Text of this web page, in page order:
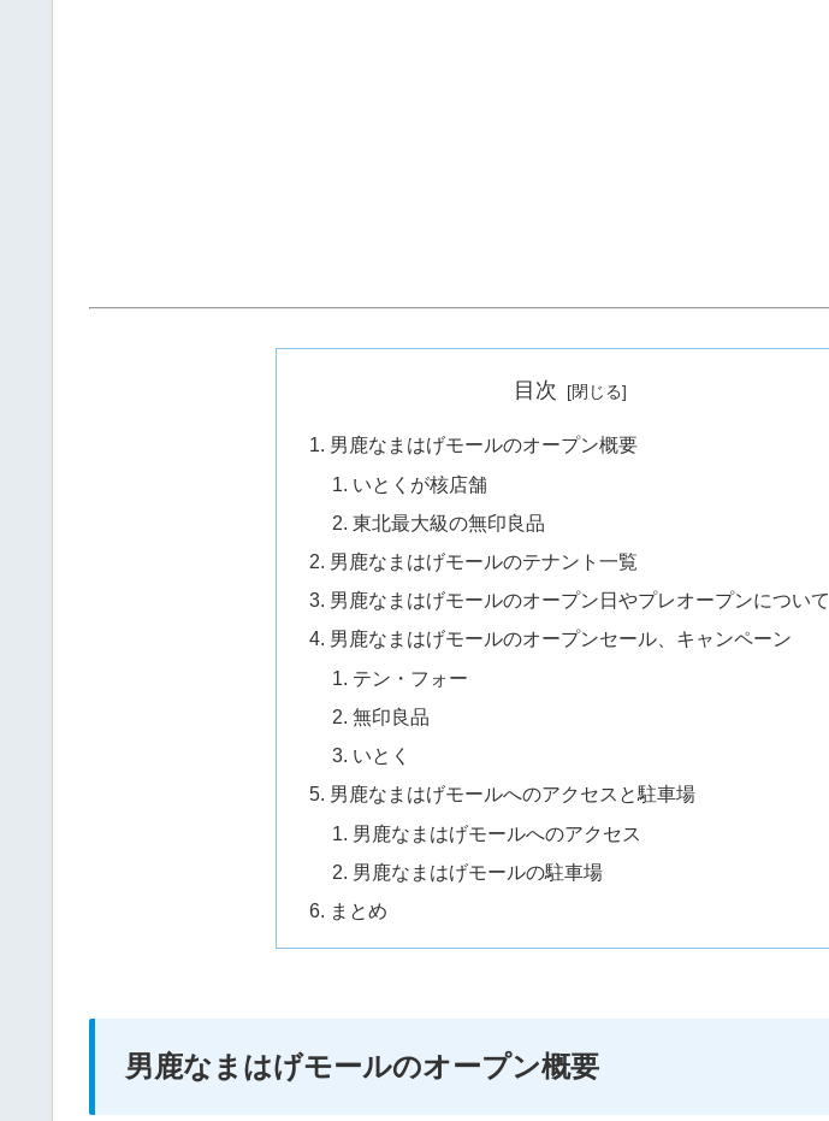
目次
男鹿なまはげモールのオープン概要
いとくが核店舗
東北最大級の無印良品
男鹿なまはげモールのテナント一覧
男鹿なまはげモールのオープン日やプレオープンについて
男鹿なまはげモールのオープンセール、キャンペーン
テン・フォー
無印良品
いとく
男鹿なまはげモールへのアクセスと駐車場
男鹿なまはげモールへのアクセス
男鹿なまはげモールの駐車場
まとめ
男鹿なまはげモールのオープン概要